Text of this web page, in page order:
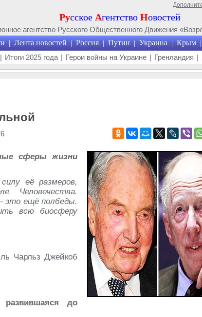
Русское Агентство Новостей
агентство Русского Общественного Движения
| Лента новостей | Россия | Путин | Украина | Крым |
| Итоги 2025 года | Герои войны на Украине | Гренландия |
сферы жизни
её размеров,
Человечества.
это ещё полбеды.
всю биосферу
Чарльз Джейкоб
до